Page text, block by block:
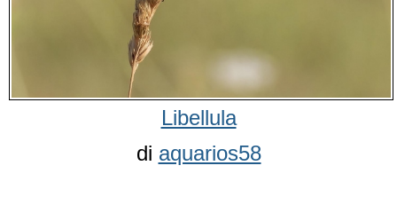
Libellula
di aquarios58